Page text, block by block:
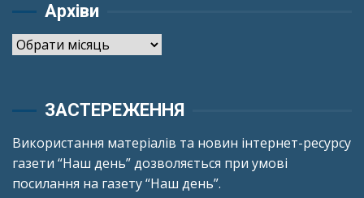
Архіви
Архіви
ЗАСТЕРЕЖЕННЯ
Використання матеріалів та новин інтернет-ресурсу
газети “Наш день” дозволяється при умові
посилання на газету “Наш день”.